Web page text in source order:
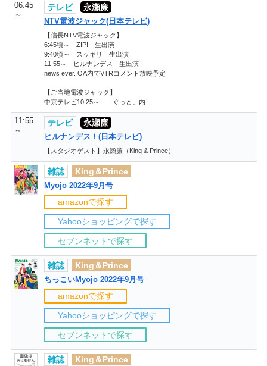
06:45
～
テレビ 永瀬廉
NTV電波ジャック(日本テレビ)
【信長NTV電波ジャック】
6:45頃～ ZIP! 生出演
9:40頃～ スッキリ 生出演
11:55～ ヒルナンデス 生出演
news ever. OA内でVTRコメント放映予定
【ご当地電波ジャック】
中京テレビ10:25～ 「ぐっと」内
11:55
～
テレビ 永瀬廉
ヒルナンデス！(日本テレビ)
【スタジオゲスト】永瀬廉（King & Prince）
雑誌 King＆Prince
Myojo 2022年9月号
amazonで探す
Yahooショッピングで探す
セブンネットで探す
雑誌 King＆Prince
ちっこいMyojo 2022年9月号
amazonで探す
Yahooショッピングで探す
セブンネットで探す
雑誌 King＆Prince